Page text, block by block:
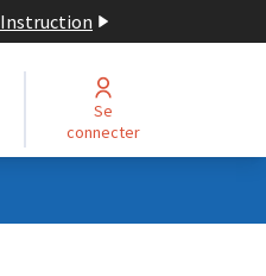
Instruction
Se
connecter